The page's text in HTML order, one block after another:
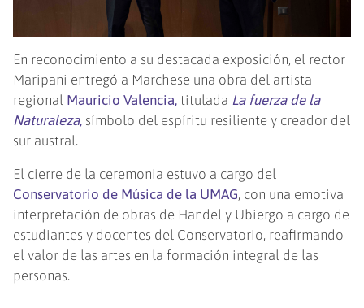
En reconocimiento a su destacada exposición, el rector
Maripani entregó a Marchese una obra del artista
regional Mauricio Valencia, titulada La fuerza de la
Naturaleza, símbolo del espíritu resiliente y creador del
sur austral.
El cierre de la ceremonia estuvo a cargo del
Conservatorio de Música de la UMAG, con una emotiva
interpretación de obras de Handel y Ubiergo a cargo de
estudiantes y docentes del Conservatorio, reafirmando
el valor de las artes en la formación integral de las
personas.